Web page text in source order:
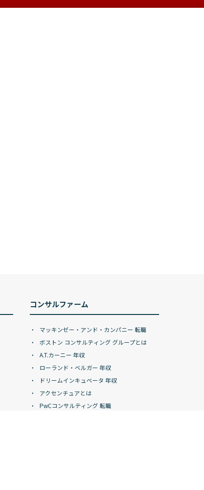
コンサルファーム
マッキンゼー・アンド・カンパニー 転職
ボストン コンサルティング グループとは
A.T.カーニー 年収
ローランド・ベルガー 年収
ドリームインキュベータ 年収
アクセンチュアとは
PwCコンサルティング 転職